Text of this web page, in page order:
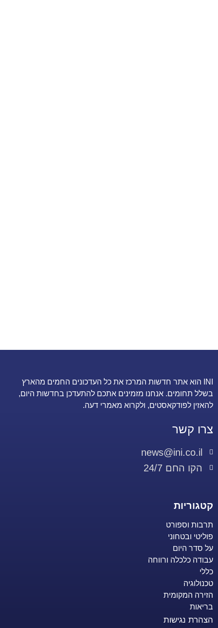
INI הוא אתר חדשות המרכז את כל העדכונים החמים מהארץ
בשלל תחומים. אנחנו מזמינים אתכם להתעדכן בחדשות היום,
להאזין לפודקאסטים, ולקרוא מאמרי דעה.
צרו קשר
news@ini.co.il
הקו החם 24/7
קטגוריות
תרבות וספורט
פוליטי ובטחוני
על סדר היום
עבודה כלכלה ורווחה
כללי
טכנולוגיה
הזירה המקומית
בריאות
הצהרת נגישות